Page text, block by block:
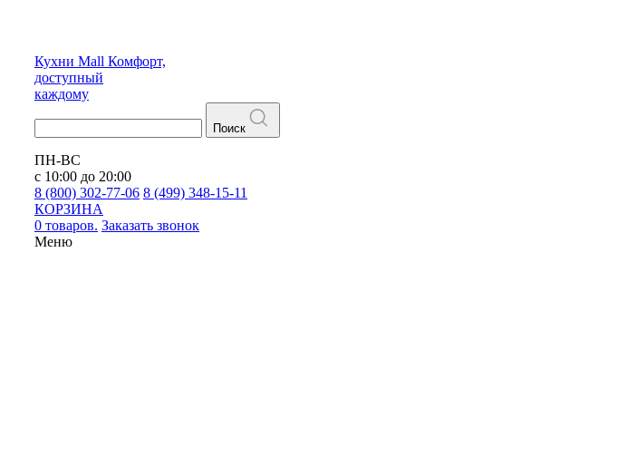
Кухни Mall Комфорт,
доступный
каждому
Поиск
ПН-ВС
с 10:00 до 20:00
8 (800) 302-77-06 8 (499) 348-15-11
КОРЗИНА
0 товаров. Заказать звонок
Меню